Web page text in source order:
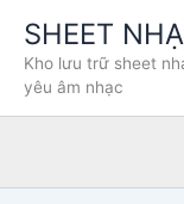
dung
SHEET
Kho lưu trữ sheet
yêu âm nhạc